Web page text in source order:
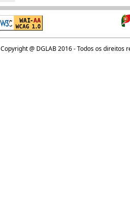
Copyright @ DGLAB 2016 - Todos os